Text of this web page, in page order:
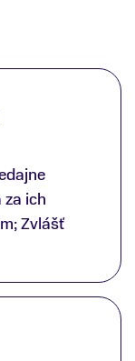
ich
Zvlášť
za
značka